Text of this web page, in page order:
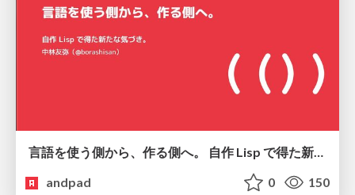
言語を使う側から、作る側へ。 自作 Lisp で得た新たな気づき。
andpad
0 150